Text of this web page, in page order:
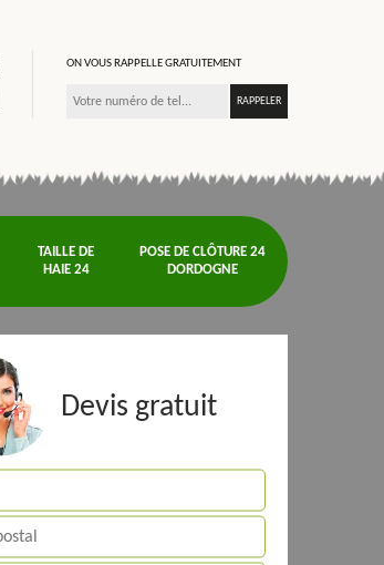
ON VOUS RAPPELLE GRATUITEMENT
TAILLE DE
HAIE 24
POSE DE CLÔTURE 24
DORDOGNE
Devis gratuit